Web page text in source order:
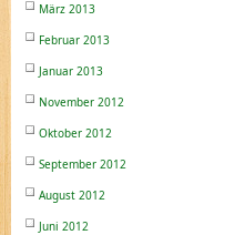
März 2013
Februar 2013
Januar 2013
November 2012
Oktober 2012
September 2012
August 2012
Juni 2012